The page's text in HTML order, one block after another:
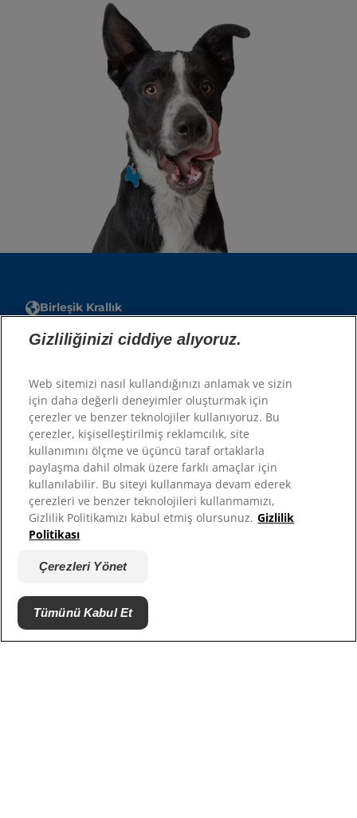
Birleşik Krallık
Hesap
Kaynaklar
Bize Ulaşın
Site Haritası
Sitelerimiz
Hill’s’in Veteriner Hekimi
Barınak Ortakları
Gizliliğinizi ciddiye alıyoruz.
Web sitemizi nasıl kullandığınızı anlamak ve sizin
için daha değerli deneyimler oluşturmak için
çerezler ve benzer teknolojiler kullanıyoruz. Bu
çerezler, kişiselleştirilmiş reklamcılık, site
kullanımını ölçme ve üçüncü taraf ortaklarla
paylaşma dahil olmak üzere farklı amaçlar için
kullanılabilir. Bu siteyi kullanmaya devam ederek
çerezleri ve benzer teknolojileri kullanmamızı,
Gizlilik Politikamızı kabul etmiş olursunuz. Gizlilik
Politikası
Çerezleri Yönet
Tümünü Kabul Et